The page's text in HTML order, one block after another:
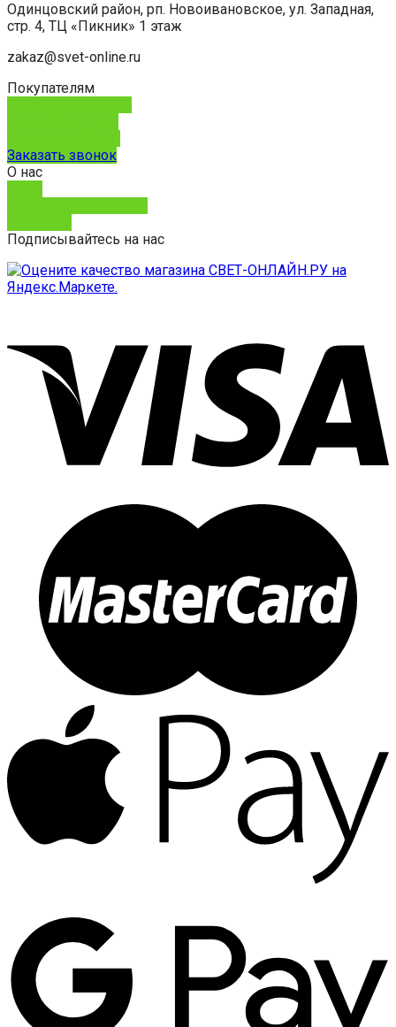
Одинцовский район, рп. Новоивановское, ул. Западная,
стр. 4, ТЦ «Пикник» 1 этаж
zakaz@svet-online.ru
Покупателям
Заказать звонок
О нас
Подписывайтесь на нас